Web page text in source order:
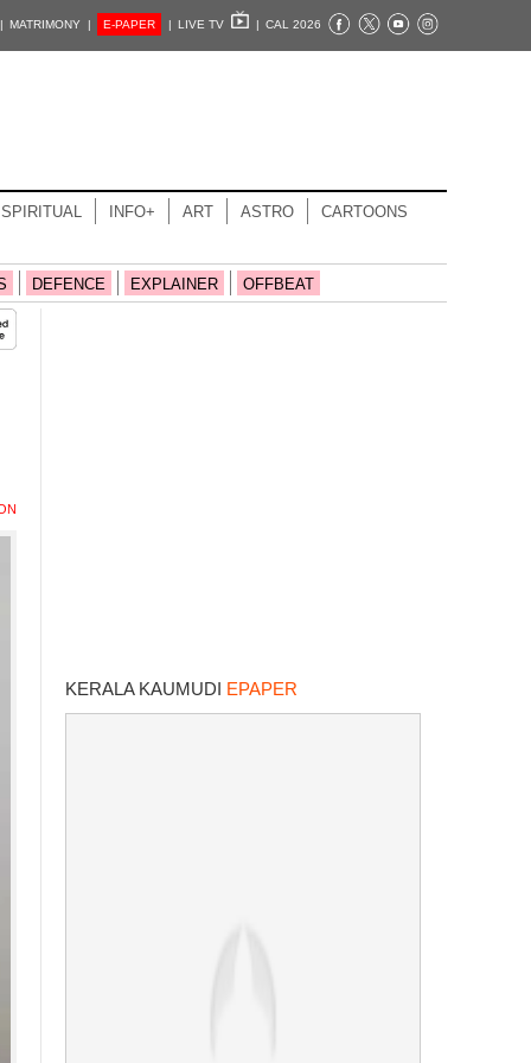
MATRIMONY | E-PAPER | LIVE TV | CAL 2026
SPIRITUAL INFO+ ART ASTRO CARTOONS
DEFENCE EXPLAINER OFFBEAT
KERALA KAUMUDI EPAPER